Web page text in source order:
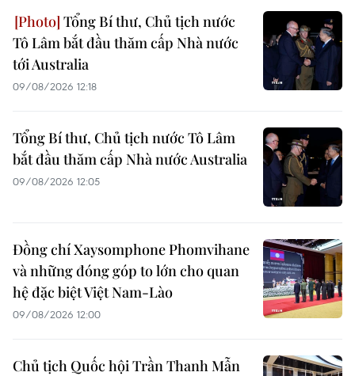
Tổng Bí thư, Chủ tịch nước
Tô Lâm bắt đầu thăm cấp Nhà nước
tới Australia
09/08/2026 12:18
Tổng Bí thư, Chủ tịch nước Tô Lâm
bắt đầu thăm cấp Nhà nước Australia
09/08/2026 12:05
Đồng chí Xaysomphone Phomvihane
và những đóng góp to lớn cho quan
hệ đặc biệt Việt Nam-Lào
09/08/2026 12:00
Chủ tịch Quốc hội Trần Thanh Mẫn